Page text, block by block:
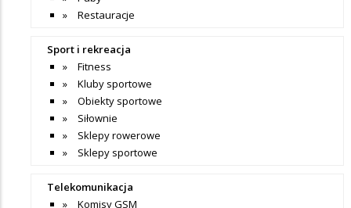
Restauracje
Sport i rekreacja
Fitness
Kluby sportowe
Obiekty sportowe
Siłownie
Sklepy rowerowe
Sklepy sportowe
Telekomunikacja
Komisy GSM